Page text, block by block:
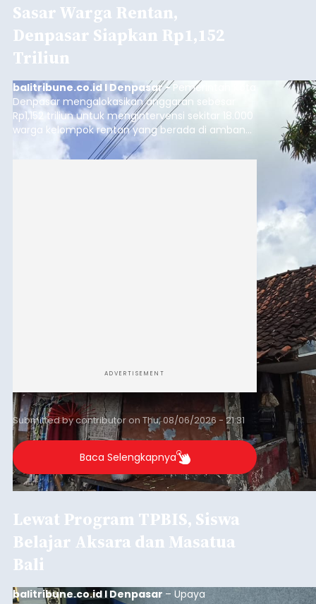
Sasar Warga Rentan,
Denpasar Siapkan Rp1,152
Triliun
balitribune.co.id I Denpasar -Pemerintah Kota
Denpasar mengalokasikan anggaran sebesar
Rp1,152 triliun untuk mengintervensi sekitar 18.000
warga kelompok rentan yang berada di ambang
garis kemiskinan. Langkah strategis ini diambil
guna menjaga masyarakat yang berada pada
ADVERTISEMENT
Submitted bycontributoron Thu, 08/06/2026 - 21:31
Baca Selengkapnya
Lewat Program TPBIS, Siswa
Belajar Aksara dan Masatua
Bali
balitribune.co.id I Denpasar – Upaya